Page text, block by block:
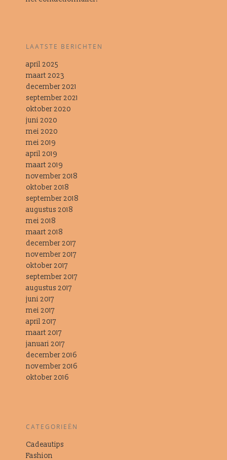
LAATSTE BERICHTEN
april 2025
maart 2023
december 2021
september 2021
oktober 2020
juni 2020
mei 2020
mei 2019
april 2019
maart 2019
november 2018
oktober 2018
september 2018
augustus 2018
mei 2018
maart 2018
december 2017
november 2017
oktober 2017
september 2017
augustus 2017
juni 2017
mei 2017
april 2017
maart 2017
januari 2017
december 2016
november 2016
oktober 2016
CATEGORIEËN
Cadeautips
Fashion